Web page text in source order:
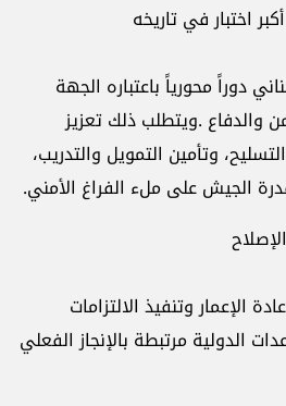
أكبر اختبارفيتاريخه
دوراًمحورياًباعتباره الجهة
والدفاع .ويتطلبذلكتعزيز
التسليح، وتأمين التمويل والتدريب،
الجيشعلى ملء الفراغ الأمني.
الإصلاح
الإعماروتنفيذ الالتزامات
الدولية مرتبطة بالإنجاز الفعلي